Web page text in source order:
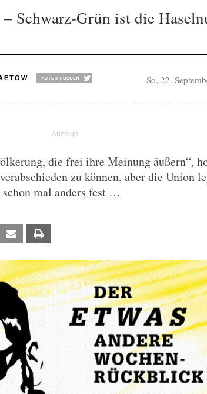
Schwarz-Grün ist die
So, 22.
die frei ihre Meinung äußern“,
zu können, aber die Union
mal anders fest …
Email